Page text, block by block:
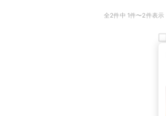
全2件中 1件〜2件表示